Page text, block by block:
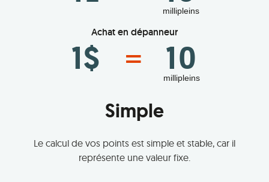
millipleins
Achat en dépanneur
1$ = 10
millipleins
Simple
Le calcul de vos points est simple et stable, car il
représente une valeur fixe.